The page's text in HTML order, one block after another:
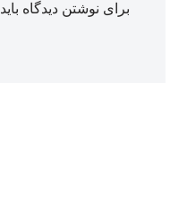
برای نوشتن دیدگاه باید